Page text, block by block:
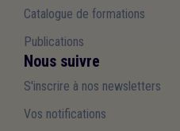
Catalogue de formations
Publications
Nous suivre
S'inscrire à nos newsletters
Vos notifications